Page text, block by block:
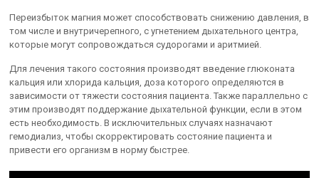
Переизбыток магния может способствовать снижению давления, в
том числе и внутричерепного, с угнетением дыхательного центра,
которые могут сопровождаться судорогами и аритмией.
Для лечения такого состояния производят введение глюконата
кальция или хлорида кальция, доза которого определяются в
зависимости от тяжести состояния пациента. Также параллельно с
этим производят поддержание дыхательной функции, если в этом
есть необходимость. В исключительных случаях назначают
гемодиализ, чтобы скорректировать состояние пациента и
привести его организм в норму быстрее.